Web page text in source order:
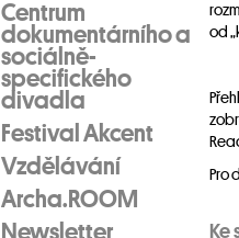
Centrum
dokumentárního a
sociálně-
specifického
divadla
Festival Akcent
Vzdělávání
Archa.ROOM
Newsletter
od
Pro
Ke